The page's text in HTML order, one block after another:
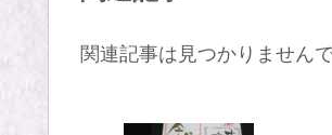
関連記事は見つかりませんで